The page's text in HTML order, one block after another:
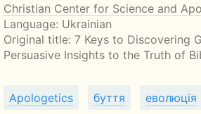
Christian Center for Science and
Language: Ukrainian
Original title: 7 Keys to Discovering
Persuasive Insights to the Truth of
Apologetics буття еволюція